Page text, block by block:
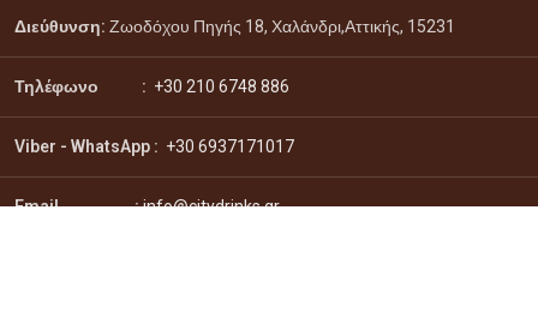
Διεύθυνση: Ζωοδόχου Πηγής 18, Χαλάνδρι,Αττικής, 15231
Τηλέφωνο : +30 210 6748 886
Viber - WhatsApp : +30 6937171017
Email :info@citydrinks.gr